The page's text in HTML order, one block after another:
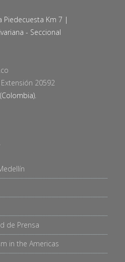
Piedecuesta Km 7 |
- Seccional
20592
de Prensa
in the Americas